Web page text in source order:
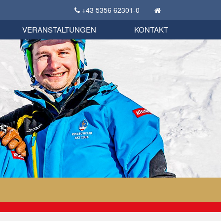
+43 5356 62301-0
KSC Sportgeschichte
Bekleidungsshop
VERANSTALTUNGEN KONTAKT